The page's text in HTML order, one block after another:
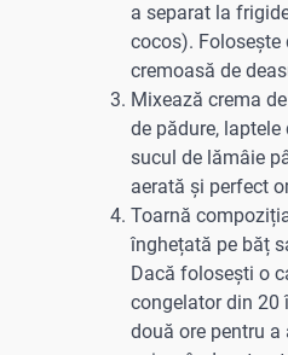
a separat la
cocos). Folosește
cremoasă de
Mixează crema
de pădure,
sucul de lămâie
aerată și perfect
Toarnă
înghețată pe băț
Dacă folosești o
congelator din 20
două ore pentru a